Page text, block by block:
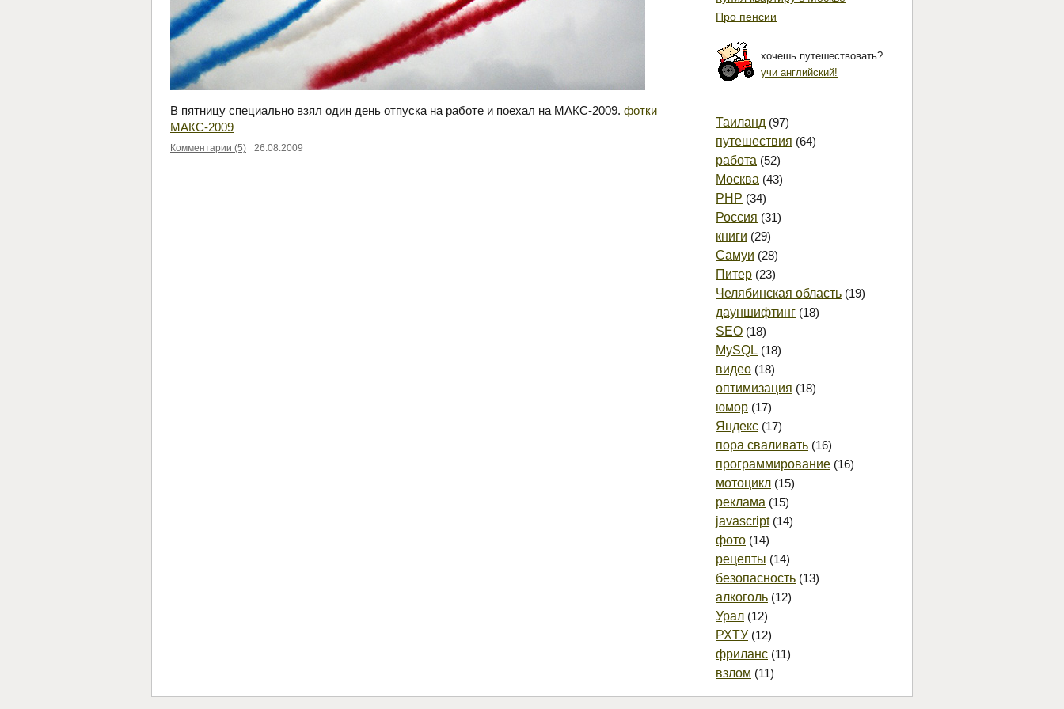
В пятницу специально взял один день отпуска на работе и поехал на МАКС-2009. фотки
МАКС-2009
Комментарии (5) 26.08.2009
Про пенсии
хочешь путешествовать?
учи английский!
Таиланд (97)
путешествия (64)
работа (52)
Москва (43)
PHP (34)
Россия (31)
книги (29)
Самуи (28)
Питер (23)
Челябинская область (19)
дауншифтинг (18)
SEO (18)
MySQL (18)
видео (18)
оптимизация (18)
юмор (17)
Яндекс (17)
пора сваливать (16)
программирование (16)
мотоцикл (15)
реклама (15)
javascript(14)
фото (14)
рецепты (14)
безопасность (13)
алкоголь (12)
Урал (12)
РХТУ (12)
фриланс (11)
взлом (11)